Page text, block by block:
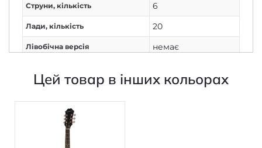
Струни, кількість 6
Лади, кількість 20
Лівобічна версія немає
Гриф махагони
Кілки/механіка
Мензура розмір, мм
Цей товар в інших кольорах